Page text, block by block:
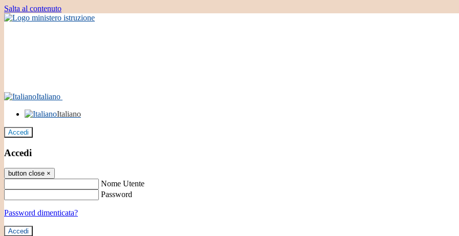
Salta al contenuto
Italiano
Italiano
Accedi
Accedi
button close ×
Nome Utente
Password
Password dimenticata?